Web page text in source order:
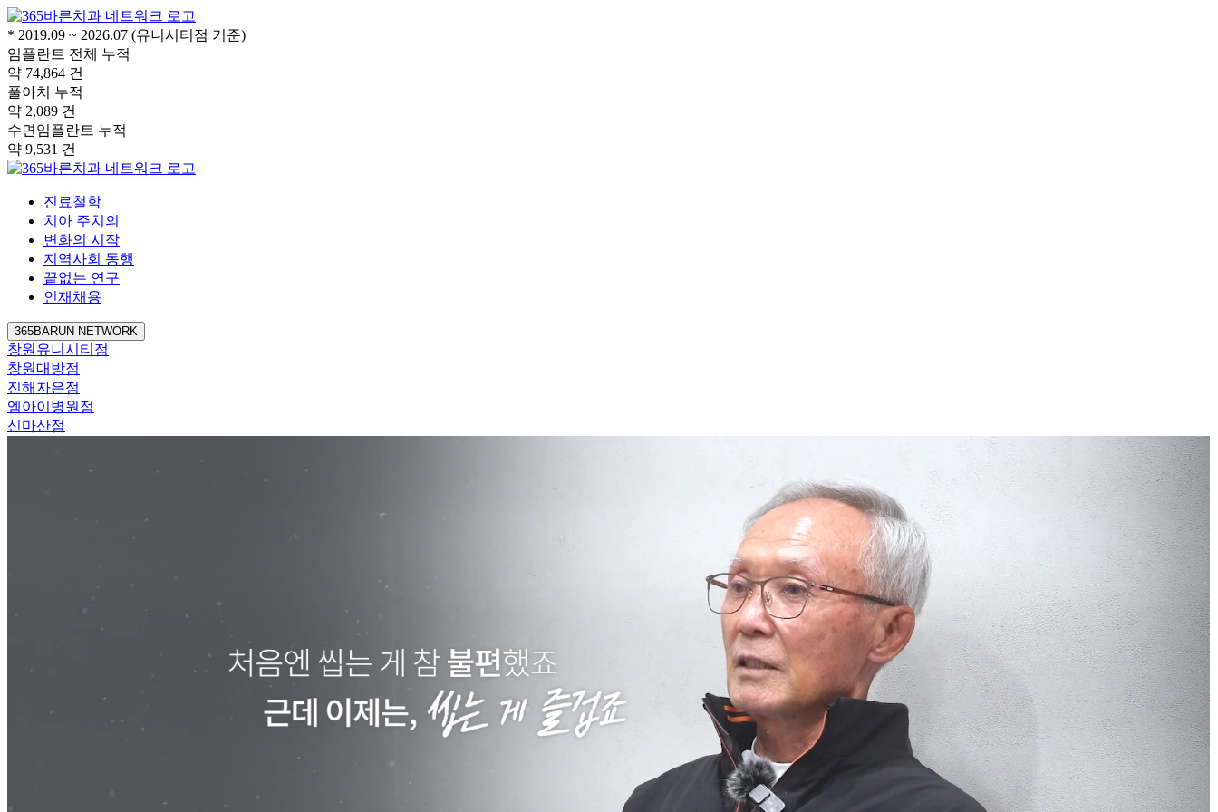
* 2019.09 ~ 2026.07 (유니시티점 기준)
임플란트 전체 누적
약 74,864 건
풀아치 누적
약 2,089 건
수면임플란트 누적
약 9,531 건
진료철학
치아 주치의
변화의 시작
지역사회 동행
끝없는 연구
인재채용
365BARUN NETWORK
창원유니시티점
창원대방점
진해자은점
엠아이병원점
신마산점